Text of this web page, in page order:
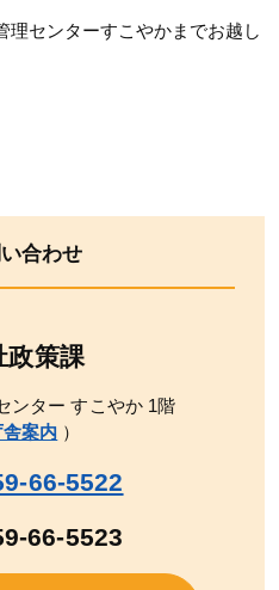
センターすこやかまでお越し
合わせ
政策課
ンター すこやか 1階
舎案内 ）
66-5522
66-5523